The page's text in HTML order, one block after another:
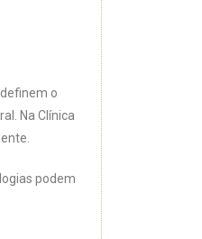
o
Na Clínica
podem